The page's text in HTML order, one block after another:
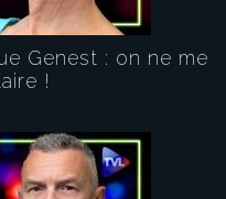
Genest : on ne me
!